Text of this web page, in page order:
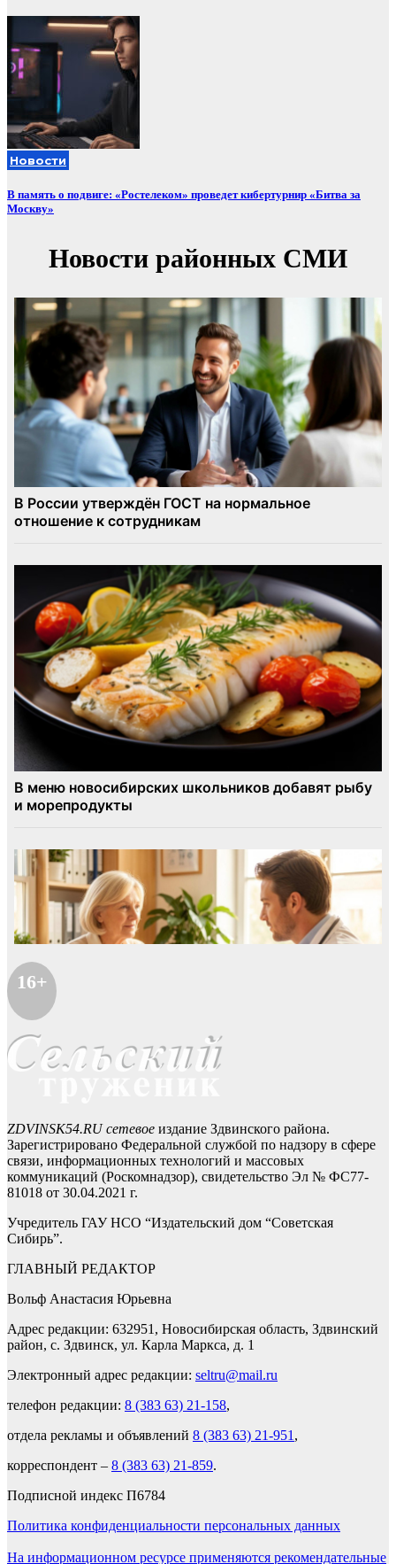
Новости
В память о подвиге: «Ростелеком» проведет кибертурнир «Битва за
Москву»
16+
ZDVINSK54.RU сетевое издание Здвинского района.
Зарегистрировано Федеральной службой по надзору в сфере
связи, информационных технологий и массовых
коммуникаций (Роскомнадзор), свидетельство Эл № ФС77-
81018 от 30.04.2021 г.
Учредитель ГАУ НСО “Издательский дом “Советская
Сибирь”.
ГЛАВНЫЙ РЕДАКТОР
Вольф Анастасия Юрьевна
Адрес редакции: 632951, Новосибирская область, Здвинский
район, с. Здвинск, ул. Карла Маркса, д. 1
Электронный адрес редакции: seltru@mail.ru
телефон редакции: 8 (383 63) 21-158,
отдела рекламы и объявлений 8 (383 63) 21-951 ,
корреспондент – 8 (383 63) 21-859.
Подписной индекс П6784
Политика конфиденциальности персональных данных
На информационном ресурсе применяются рекомендательные